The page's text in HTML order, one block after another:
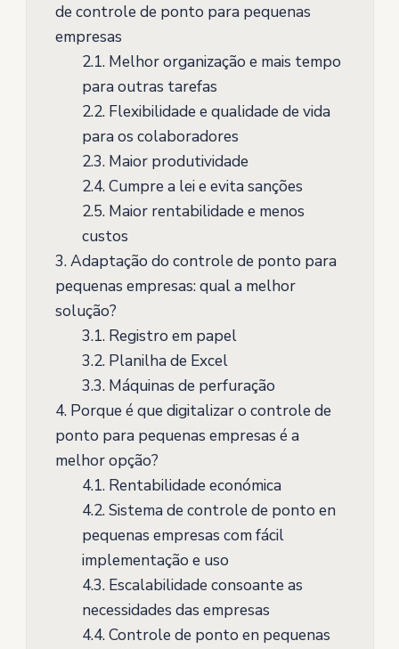
de controle de ponto para pequenas
empresas
2.1.Melhor organização e mais tempo
para outras tarefas
2.2.Flexibilidade e qualidade de vida
para os colaboradores
2.3.Maior produtividade
2.4.Cumpre a lei e evita sanções
2.5.Maior rentabilidade e menos
custos
3.Adaptação do controle de ponto para
pequenas empresas: qual a melhor
solução?
3.1.Registro em papel
3.2.Planilha de Excel
3.3.Máquinas de perfuração
4.Porque é que digitalizar o controle de
ponto para pequenas empresas é a
melhor opção?
4.1.Rentabilidade económica
4.2.Sistema de controle de ponto en
pequenas empresas com fácil
implementação e uso
4.3.Escalabilidade consoante as
necessidades das empresas
4.4.Controle de ponto en pequenas